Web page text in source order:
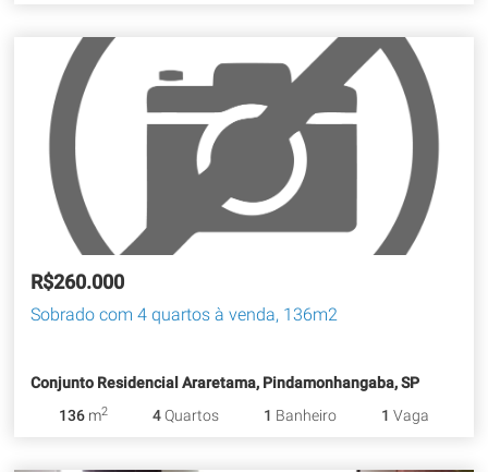
R$260.000
Sobrado com 4 quartos à venda, 136m2
Conjunto Residencial Araretama, Pindamonhangaba, SP
136 m2 4Quartos 1 Banheiro 1 Vaga